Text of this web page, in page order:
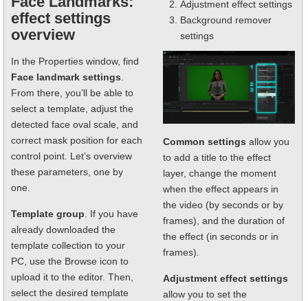
effect settings
overview
In the Properties window, find
Face landmark settings.
From there, you’ll be able to
select a template, adjust the
detected face oval scale, and
correct mask position for each
control point. Let’s overview
these parameters, one by
one.
Template group. If you have
already downloaded the
template collection to your
PC, use the Browse icon to
upload it to the editor. Then,
select the desired template
Adjustment effect settings
Background remover
settings
Common settings allow you
to add a title to the effect
layer, change the moment
when the effect appears in
the video (by seconds or by
frames), and the duration of
the effect (in seconds or in
frames).
Adjustment effect settings
allow you to set the